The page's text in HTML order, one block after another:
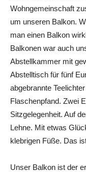
Wohngemeinschaft
um unseren Balkon.
man einen Balkon
Balkonen war auch
Abstellkammer mit
Abstelltisch für fünf
abgebrannte
Flaschenpfand. Zwei
Sitzgelegenheit. Auf
Lehne. Mit etwas
klebrigen Füße. Das
Unser Balkon ist der